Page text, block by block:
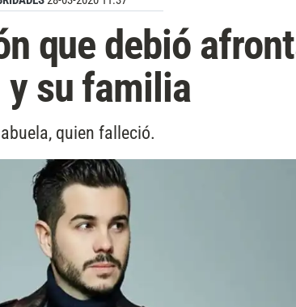
que debió
su familia
quien falleció.